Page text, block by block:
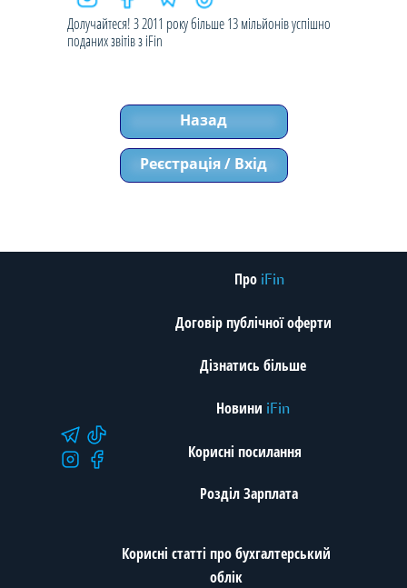
Долучайтеся! З 2011 року більше 13 мільйонів успішно
поданих звітів з iFin
Назад
Реєстрація / Вхід
Про iFin
Договір публічної оферти
Дізнатись більше
Новини iFin
Корисні посилання
Розділ Зарплата
Корисні статті про бухгалтерський
облік